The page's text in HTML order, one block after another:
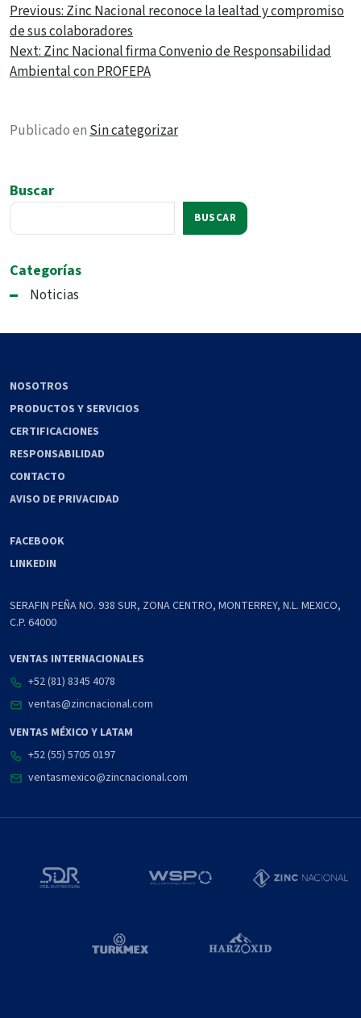
Previous: Zinc Nacional reconoce la lealtad y compromiso
de sus colaboradores
Next: Zinc Nacional firma Convenio de Responsabilidad
Ambiental con PROFEPA
Publicado en Sin categorizar
Buscar
BUSCAR
Categorías
Noticias
NOSOTROS
PRODUCTOS Y SERVICIOS
CERTIFICACIONES
RESPONSABILIDAD
CONTACTO
AVISO DE PRIVACIDAD
FACEBOOK
LINKEDIN
SERAFIN PEÑA NO. 938 SUR, ZONA CENTRO, MONTERREY, N.L. MEXICO,
C.P. 64000
VENTAS INTERNACIONALES
+52 (81) 8345 4078
ventas@zincnacional.com
VENTAS MÉXICO Y LATAM
+52 (55) 5705 0197
ventasmexico@zincnacional.com